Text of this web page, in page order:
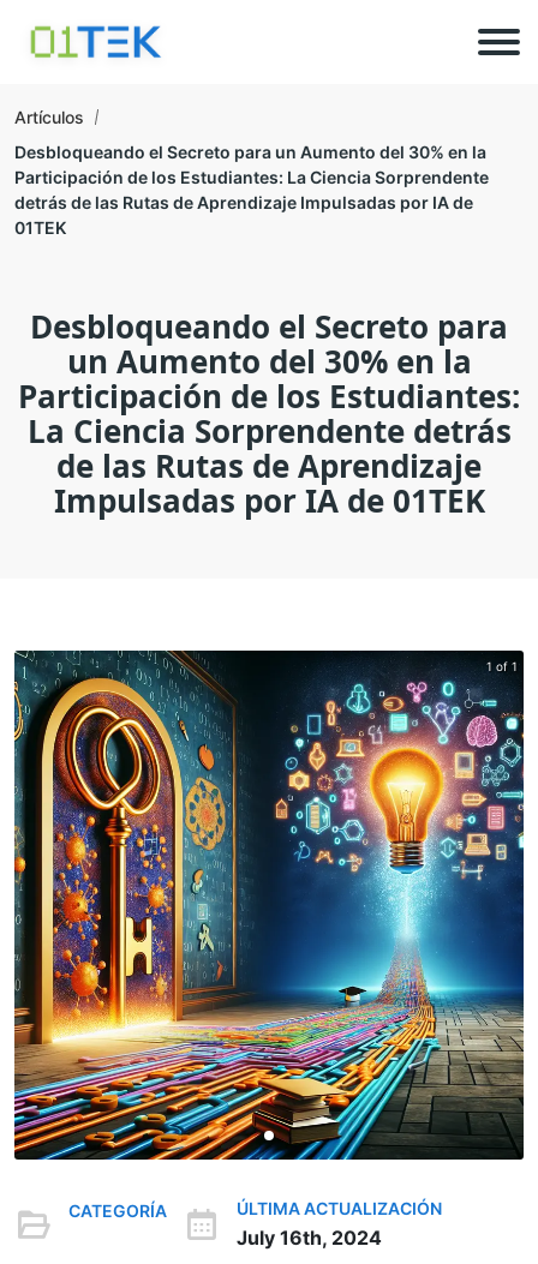
Artículos
Desbloqueando el Secreto para un Aumento del 30% en la
Participación de los Estudiantes: La Ciencia Sorprendente
detrás de las Rutas de Aprendizaje Impulsadas por IA de
01TEK
Desbloqueando el Secreto para
un Aumento del 30% en la
Participación de los Estudiantes:
La Ciencia Sorprendente detrás
de las Rutas de Aprendizaje
Impulsadas por IA de 01TEK
1 of 1
CATEGORÍA ÚLTIMA ACTUALIZACIÓN
July 16th, 2024